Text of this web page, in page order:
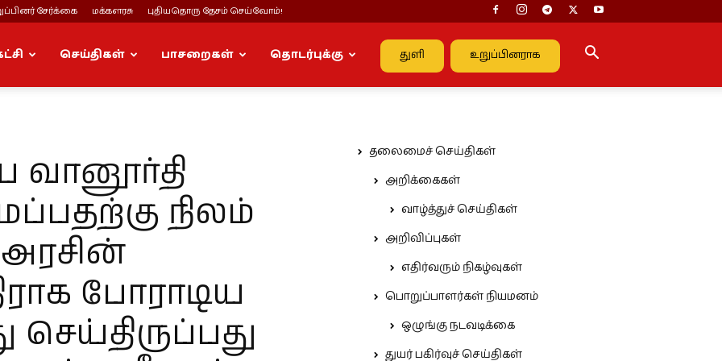
சேர்க்கை மக்களரசு புதியதொரு தேசம் செய்வோம்!
துளி உறுப்பினராக
செய்திகள் பாசறைகள் தொடர்புக்கு
வானூர்தி
நிலம்
அரசின்
போராடிய
தலைமைச் செய்திகள்
அறிக்கைகள்
வாழ்த்துச் செய்திகள்
அறிவிப்புகள்
எதிர்வரும் நிகழ்வுகள்
பொறுப்பாளர்கள் நியமனம்
ஒழுங்கு நடவடிக்கை
துயர் பகிர்வுச் செய்திகள்